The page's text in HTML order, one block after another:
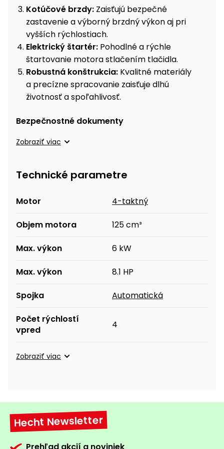
Príslušenstvo
Kotúčové brzdy: Zaisťujú bezpečné
zastavenie a výborný brzdný výkon aj pri
vyšších rýchlostiach.
Elektrický štartér: Pohodlné a rýchle
štartovanie motora stlačením tlačidla.
Robustná konštrukcia: Kvalitné materiály
a precízne spracovanie zaisťuje dlhú
životnosť a spoľahlivosť.
Bezpečnostné dokumenty
Zobraziť viac
Technické parametre
Motor 4-taktný
Objem motora 125 cm³
Max. výkon 6 kW
Max. výkon 8.1 HP
Spojka Automatická
Počet rýchlostí
vpred
4
Zobraziť viac
Hecht Newsletter